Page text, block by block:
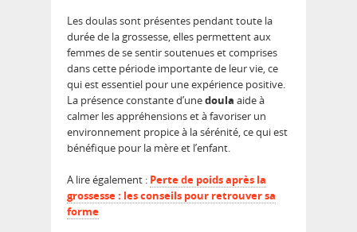
Les doulas sont présentes pendant toute la
durée de la grossesse, elles permettent aux
femmes de se sentir soutenues et comprises
dans cette période importante de leur vie, ce
qui est essentiel pour une expérience positive.
La présence constante d’unedoula aide à
calmer les appréhensions et à favoriser un
environnement propice à la sérénité, ce qui est
bénéfique pour la mère et l’enfant.
A lire également : Perte de poids après la
grossesse : les conseils pour retrouver sa
forme